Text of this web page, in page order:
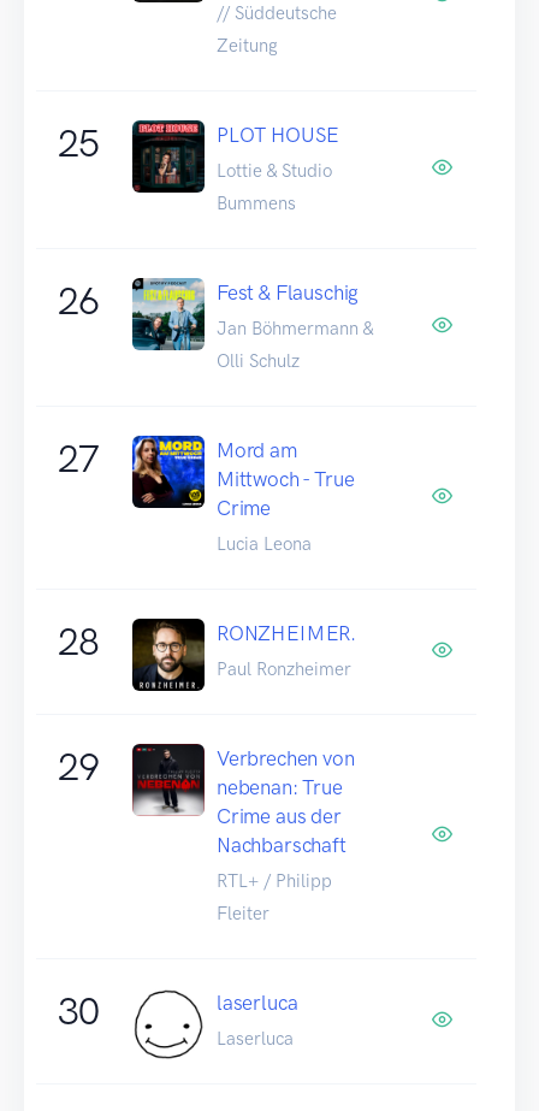
// Süddeutsche
Zeitung
25 PLOT HOUSE
Lottie & Studio
Bummens
26 Fest & Flauschig
Jan Böhmermann &
Olli Schulz
27
Mord am
Mittwoch - True
Crime
Lucia Leona
28 RONZHEIMER.
Paul Ronzheimer
29
Verbrechen von
nebenan: True
Crime aus der
Nachbarschaft
RTL+ / Philipp
Fleiter
30 laserluca
Laserluca